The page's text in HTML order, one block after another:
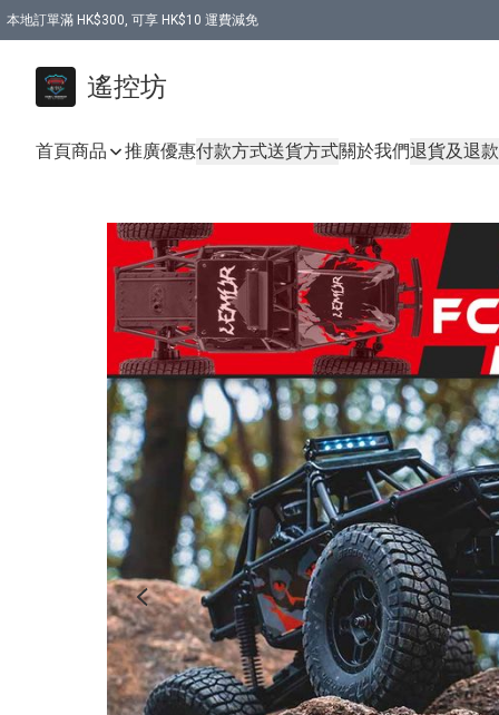
本地訂單滿 HK$300, 可享 HK$10 運費減免
遙控坊
首頁商品 推廣優惠付款方式送貨方式關於我們退貨及退